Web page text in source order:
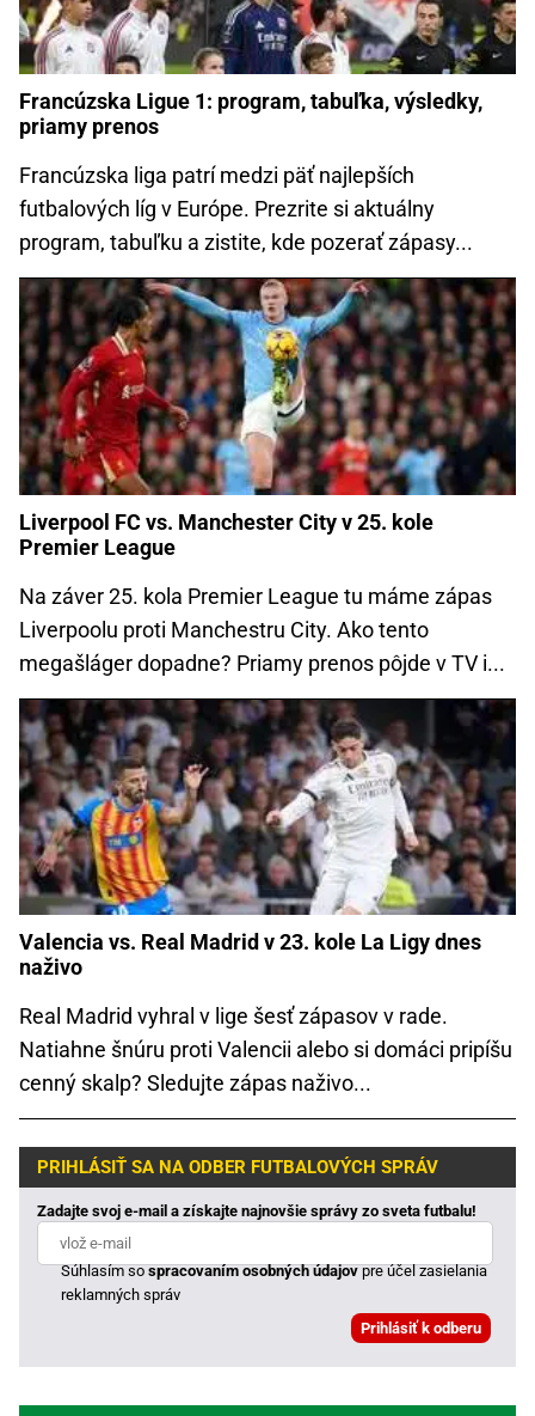
Francúzska Ligue 1: program, tabuľka, výsledky,
priamy prenos
Francúzska liga patrí medzi päť najlepších
futbalových líg v Európe. Prezrite si aktuálny
program, tabuľku a zistite, kde pozerať zápasy...
Liverpool FC vs. Manchester City v 25. kole
Premier League
Na záver 25. kola Premier League tu máme zápas
Liverpoolu proti Manchestru City. Ako tento
megašláger dopadne? Priamy prenos pôjde v TV i...
Valencia vs. Real Madrid v 23. kole La Ligy dnes
naživo
Real Madrid vyhral v lige šesť zápasov v rade.
Natiahne šnúru proti Valencii alebo si domáci pripíšu
cenný skalp? Sledujte zápas naživo...
PRIHLÁSIŤ SA NA ODBER FUTBALOVÝCH SPRÁV
Zadajte svoj e-mail a získajte najnovšie správy zo sveta futbalu!
Súhlasím sospracovaním osobných údajovpre účel zasielania
reklamných správ